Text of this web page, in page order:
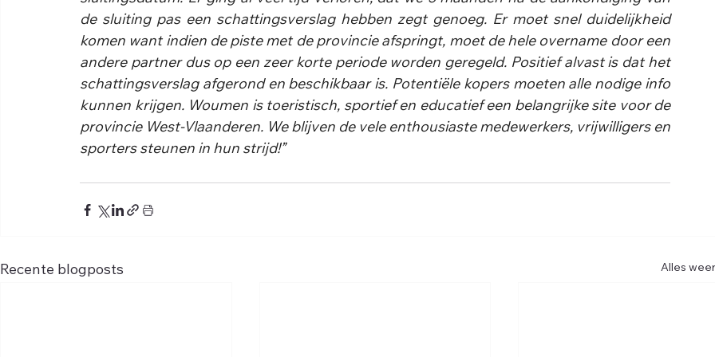
de sluiting pas een schattingsverslag hebben zegt genoeg. Er moet snel duidelijkheid
komen want indien de piste met de provincie afspringt, moet de hele overname door een
andere partner dus op een zeer korte periode worden geregeld. Positief alvast is dat het
schattingsverslag afgerond en beschikbaar is. Potentiële kopers moeten alle nodige info
kunnen krijgen. Woumen is toeristisch, sportief en educatief een belangrijke site voor de
provincie West-Vlaanderen. We blijven de vele enthousiaste medewerkers, vrijwilligers en
sporters steunen in hun strijd!”
Recente blogposts Alles